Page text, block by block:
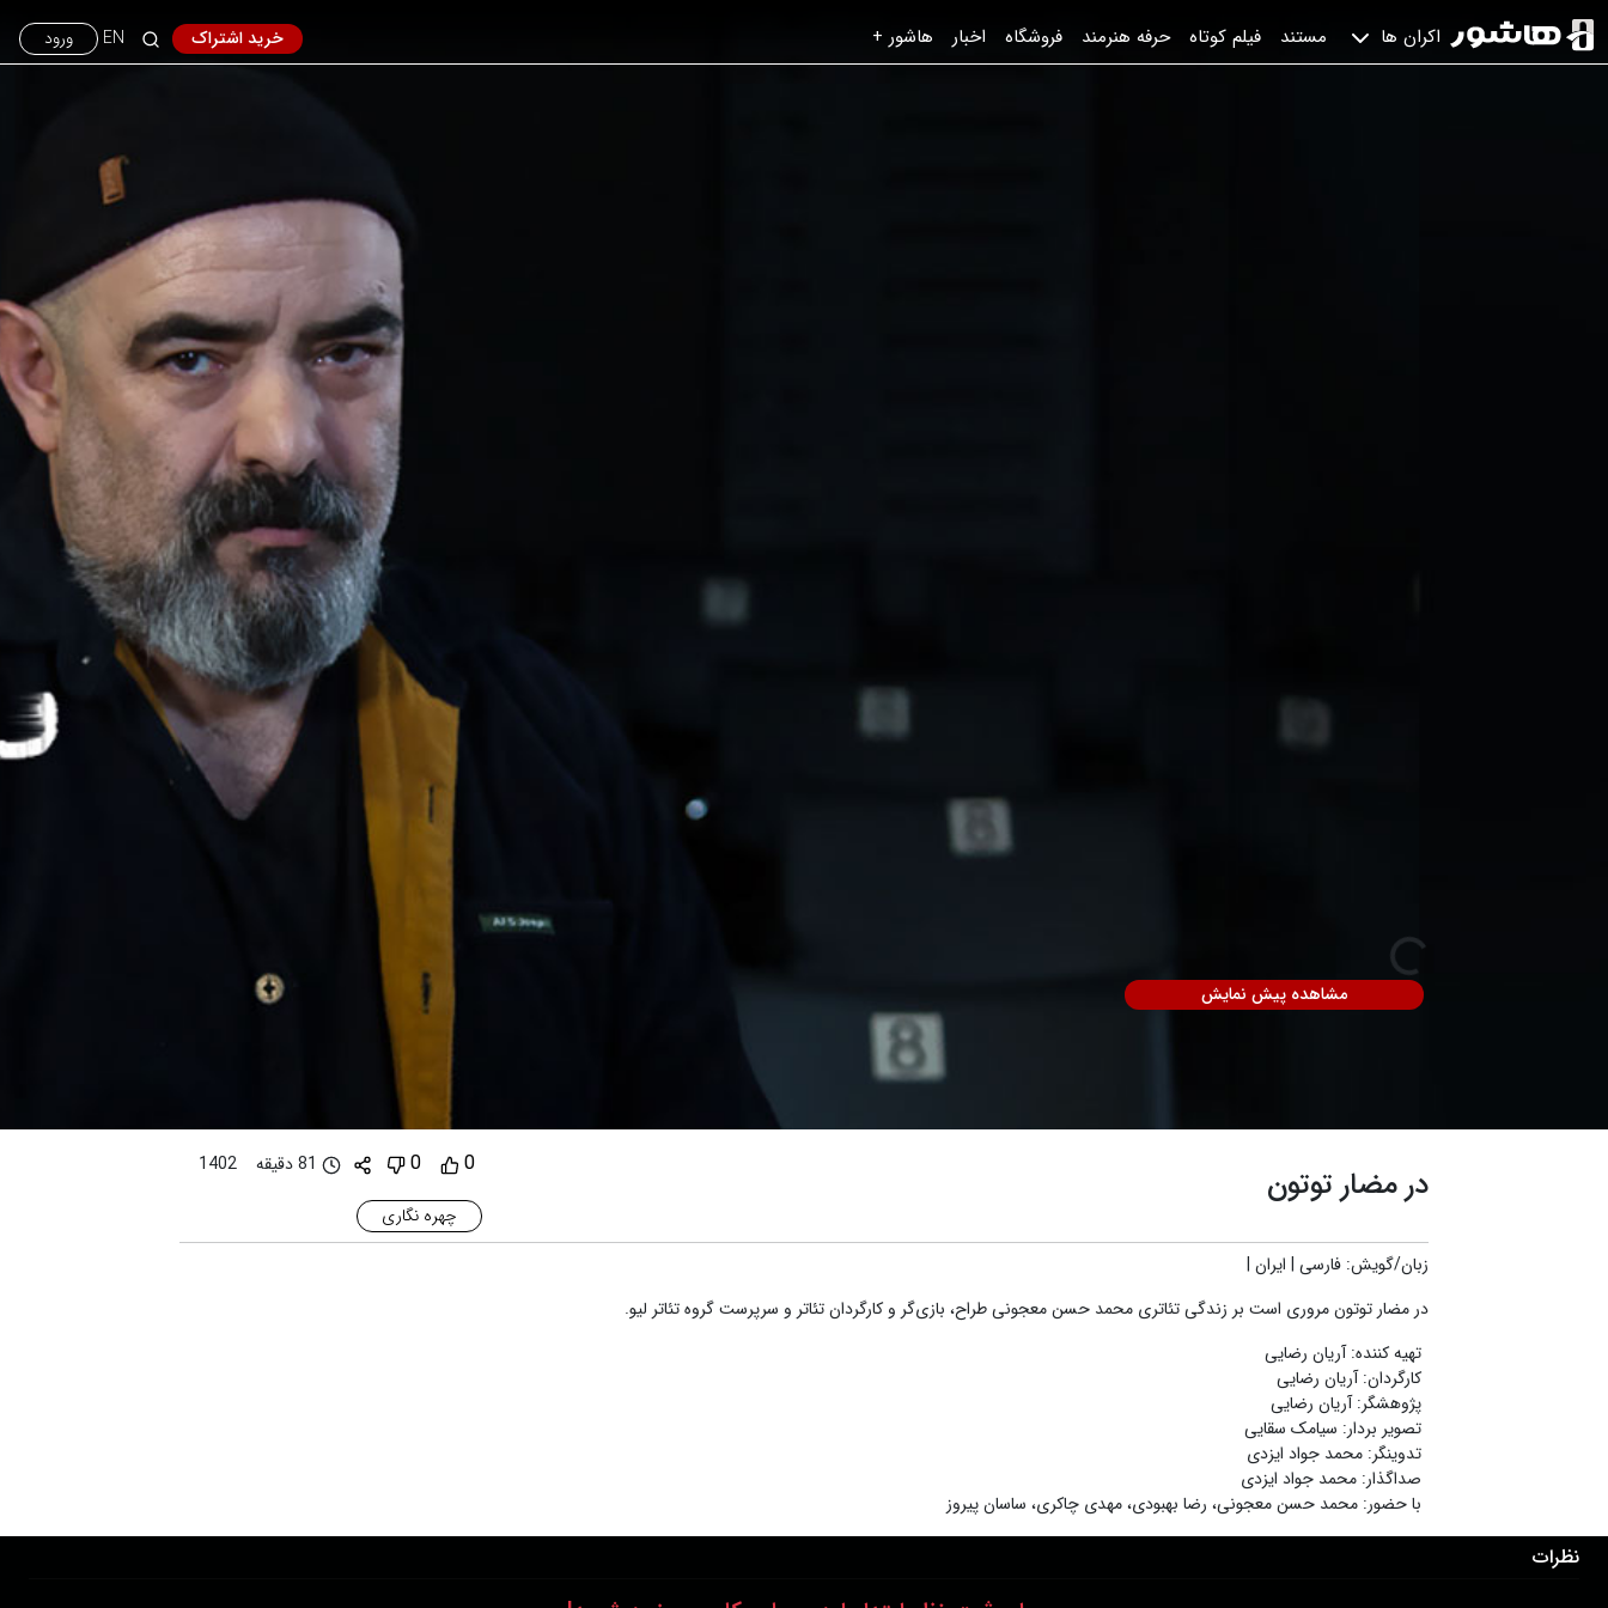
اکران ها مستند فیلم کوتاه حرفه هنرمند فروشگاه اخبار هاشور + خرید اشتراک EN ورود
مشاهده پیش نمایش
در مضار توتون 0
0 81 دقیقه
1402
چهره نگاری
زبان/گویش: فارسی | ایران |
در مضار توتون مروری است بر زندگی تئاتری محمد حسن معجونی طراح، بازی‌گر و کارگردان تئاتر و سرپرست گروه تئاتر لیو.
تهیه کننده: آریان رضایی
کارگردان: آریان رضایی
پژوهشگر: آریان رضایی
تصویر بردار: سیامک سقایی
تدوینگر: محمد جواد ایزدی
صداگذار: محمد جواد ایزدی
با حضور: محمد حسن معجونی، رضا بهبودی، مهدی چاکری، ساسان پیروز
نظرات